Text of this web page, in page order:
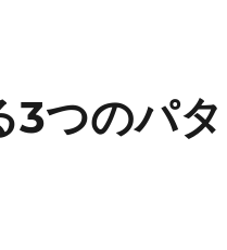
つのパタ